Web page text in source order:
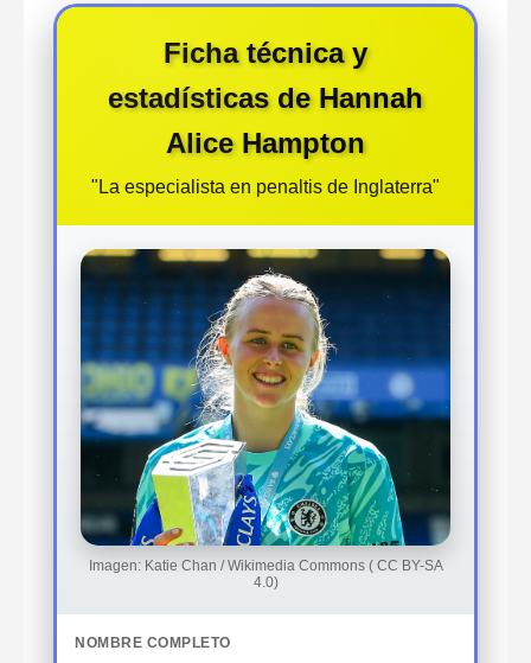
Los 12 Ejercicios Esenciales para Porteros en Casa Sin Material
Ficha técnica y
estadísticas de Hannah
Alice Hampton
"La especialista en penaltis de Inglaterra"
Imagen: Katie Chan / Wikimedia Commons (CC BY-SA
4.0)
NOMBRE COMPLETO